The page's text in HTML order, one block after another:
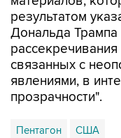
результатом
Дональда Трампа
связанных с
явлениями, в
прозрачности".
Пентагон США